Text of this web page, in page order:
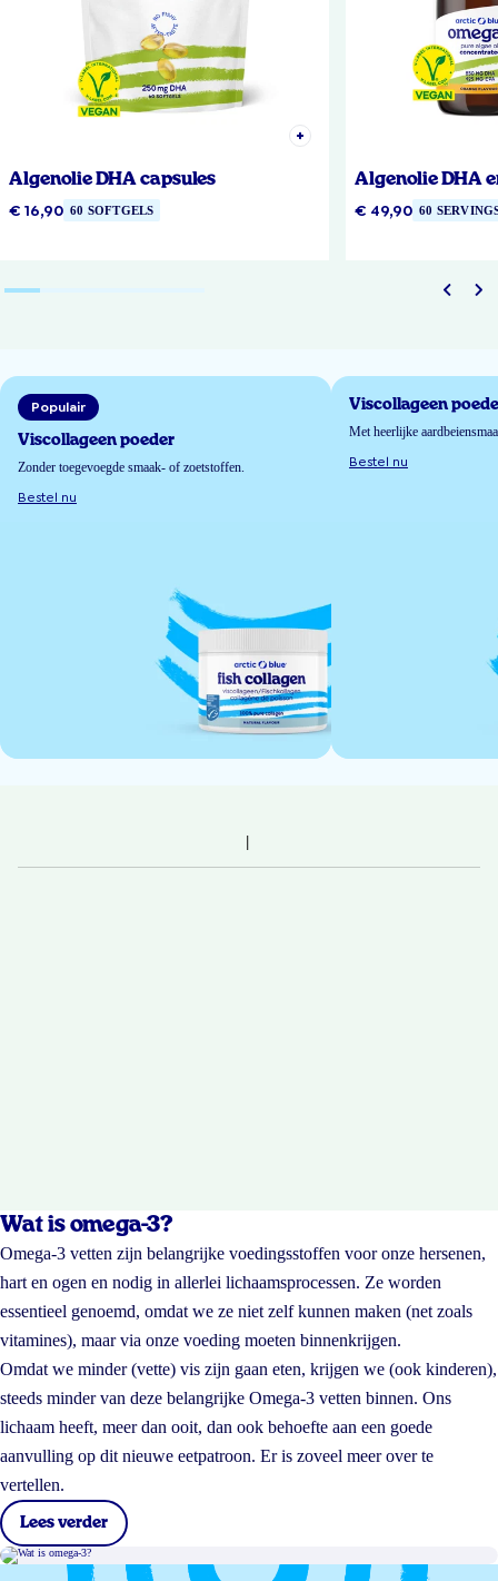
Algenolie DHA capsules
€ 16,90 60 SOFTGELS
Algenolie DHA
€ 49,90 60
Populair
Viscollageen poeder
Zonder toegevoegde smaak- of zoetstoffen.
Bestel nu
Viscollageen
Met heerlijke
Bestel nu
Wat is omega-3?
Omega-3 vetten zijn belangrijke voedingsstoffen voor onze hersenen,
hart en ogen en nodig in allerlei lichaamsprocessen. Ze worden
essentieel genoemd, omdat we ze niet zelf kunnen maken (net zoals
vitamines), maar via onze voeding moeten binnenkrijgen.
Omdat we minder (vette) vis zijn gaan eten, krijgen we (ook kinderen),
steeds minder van deze belangrijke Omega-3 vetten binnen. Ons
lichaam heeft, meer dan ooit, dan ook behoefte aan een goede
aanvulling op dit nieuwe eetpatroon. Er is zoveel meer over te
vertellen.
Lees verder